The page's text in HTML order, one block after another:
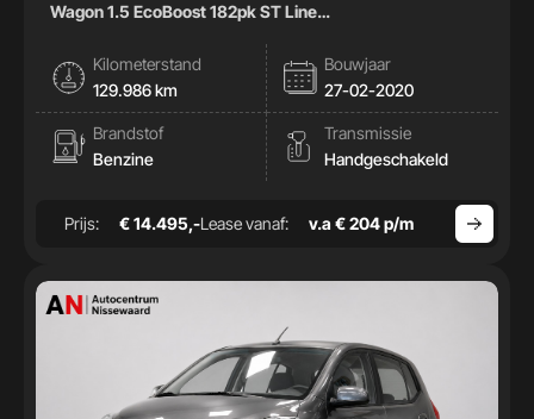
Wagon 1.5 EcoBoost 182pk ST Line
Kilometerstand
129.986 km
Bouwjaar
27-02-2020
Brandstof
Benzine
Transmissie
Handgeschakeld
Prijs: € 14.495,-Lease vanaf: v.a € 204 p/m